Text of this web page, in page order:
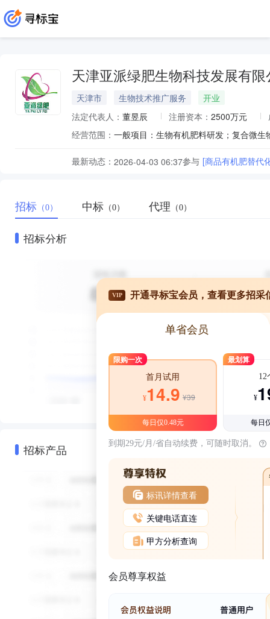
天津亚派绿肥生物科技发展有限
天津市 生物技术推广服务
开业
法定代表人： 董昱辰 注册资本： 2500万元
经营范围：
最新动态： 2026-04-03 06:37参与 [商品有机肥替代
招标 （0） 中标 （0） 代理 （0）
招标分析
招标产品
VIP 开通寻标宝会员，查看更多招采
单省会员
限购一次
首月试用
¥14.9 ¥39
每日仅0.48元
最划算
12
¥
每日
到期29元/月/省自动续费，可随时取消。
标讯详情查看
关键电话直连
甲方分析查询
会员尊享权益